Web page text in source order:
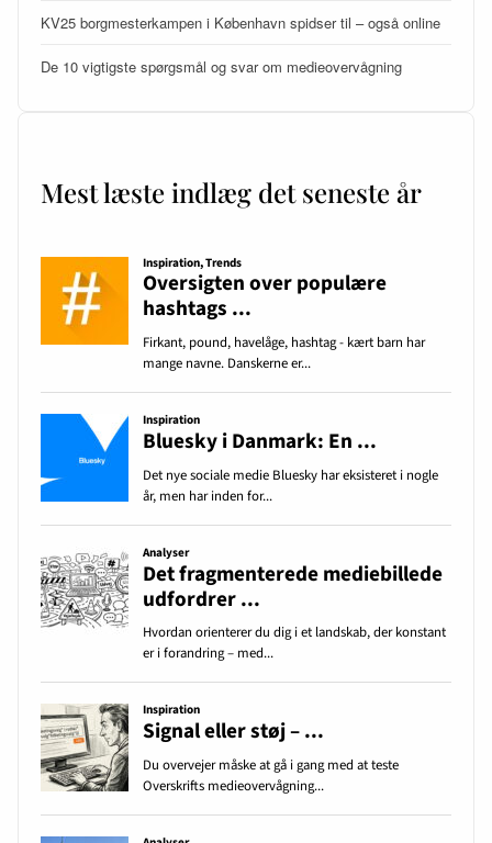
KV25 borgmesterkampen i København spidser til – også online
De 10 vigtigste spørgsmål og svar om medieovervågning
Mest læste indlæg det seneste år